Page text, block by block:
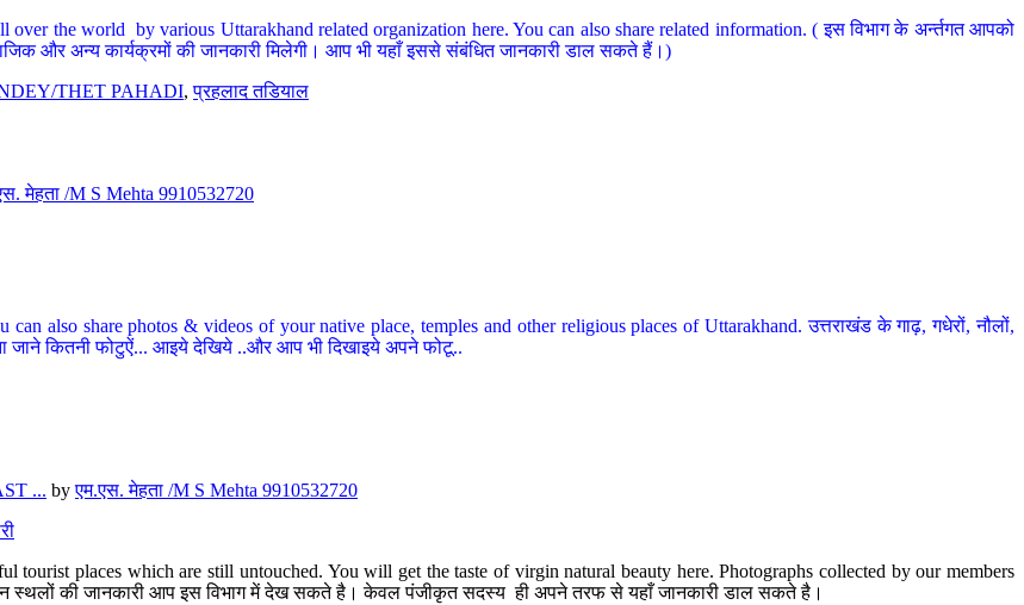
the world by various Uttarakhand related organization here. You can also share related information. ( इस विभाग के अर्न्तगत आपको
और अन्य कार्यक्रमों की जानकारी मिलेगी। आप भी यहाँ इससे संबंधित जानकारी डाल सकते हैं।)
THET PAHADI,प्रहलाद तडियाल
मेहता /M S Mehta 9910532720
also share photos & videos of your native place, temples and other religious places of Uttarakhand. उत्तराखंड के गाढ़, गधेरों, नौलों,
जाने कितनी फोटुऐं... आइये देखिये ..और आप भी दिखाइये अपने फोटू..
... byएम.एस. मेहता /M S Mehta 9910532720
tourist places which are still untouched. You will get the taste of virgin natural beauty here. Photographs collected by our members
स्थलों की जानकारी आप इस विभाग में देख सकते है। केवल पंजीकृत सदस्य ही अपने तरफ से यहाँ जानकारी डाल सकते है।